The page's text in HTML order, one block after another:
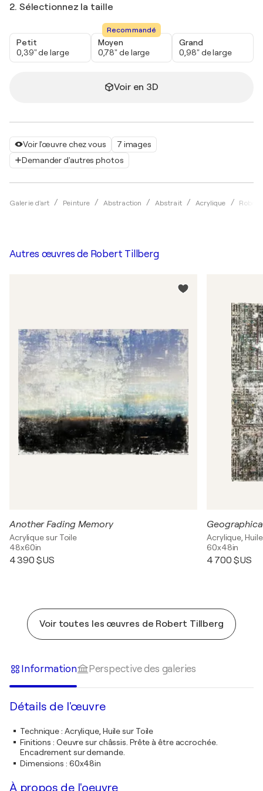
Voir l'œuvre chez vous
7 images
Demander d'autres photos
Galerie d'art Peinture Abstraction Abstrait Acrylique Robert
2. Sélectionnez la taille
Petit
0,39" de large
Recommandé
Moyen
0,78" de large
Grand
0,98" de large
Voir en 3D
Autres œuvres de Robert Tillberg
Another Fading Memory
Acrylique sur Toile
48x60in
4 390 $US
Acrylique,
60x48in
4 700 $US
Voir toutes les œuvres de Robert Tillberg
Information Perspective des galeries
Détails de l'œuvre
Technique: Acrylique, Huile sur Toile
Finitions : Oeuvre sur châssis. Prête à être accrochée.
Encadrement sur demande.
Dimensions : 60x48in
À propos de l'oeuvre